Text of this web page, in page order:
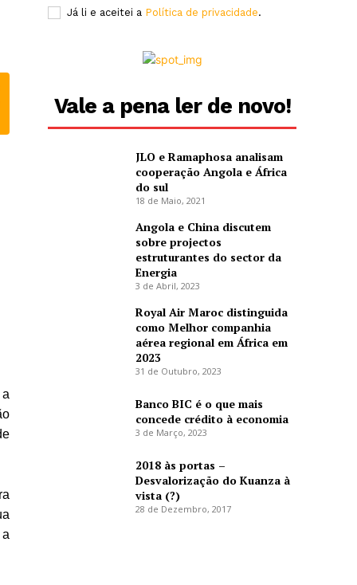
Já li e aceitei a Política de privacidade.
Vale a pena ler de novo!
JLO e Ramaphosa analisam
cooperação Angola e África
do sul
18 de Maio, 2021
Angola e China discutem
sobre projectos
estruturantes do sector da
Energia
3 de Abril, 2023
Royal Air Maroc distinguida
como Melhor companhia
aérea regional em África em
2023
31 de Outubro, 2023
Banco BIC é o que mais
concede crédito à economia
3 de Março, 2023
2018 às portas –
Desvalorização do Kuanza à
vista (?)
28 de Dezembro, 2017